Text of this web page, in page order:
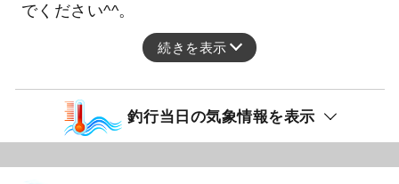
でください^^。
続きを表示
釣行当日の気象情報を表示